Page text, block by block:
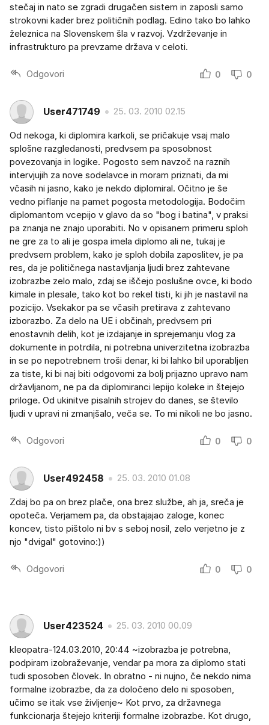
stečaj in nato se zgradi drugačen sistem in zaposli samo
strokovni kader brez političnih podlag. Edino tako bo lahko
železnica na Slovenskem šla v razvoj. Vzdrževanje in
infrastrukturo pa prevzame država v celoti.
Odgovori 0 0
User471749 25. 03. 2010 02.15
Od nekoga, ki diplomira karkoli, se pričakuje vsaj malo
splošne razgledanosti, predvsem pa sposobnost
povezovanja in logike. Pogosto sem navzoč na raznih
intervjujih za nove sodelavce in moram priznati, da mi
včasih ni jasno, kako je nekdo diplomiral. Očitno je še
vedno piflanje na pamet pogosta metodologija. Bodočim
diplomantom vcepijo v glavo da so "bog i batina", v praksi
pa znanja ne znajo uporabiti. No v opisanem primeru sploh
ne gre za to ali je gospa imela diplomo ali ne, tukaj je
predvsem problem, kako je sploh dobila zaposlitev, je pa
res, da je političnega nastavljanja ljudi brez zahtevane
izobrazbe zelo malo, zdaj se iščejo poslušne ovce, ki bodo
kimale in plesale, tako kot bo rekel tisti, ki jih je nastavil na
pozicijo. Vsekakor pa se včasih pretirava z zahtevano
izborazbo. Za delo na UE i občinah, predvsem pri
enostavnih delih, kot je izdajanje in sprejemanju vlog za
dokumente in potrdila, ni potrebna univerzitetna izobrazba
in se po nepotrebnem troši denar, ki bi lahko bil uporabljen
za tiste, ki bi naj biti odgovorni za bolj prijazno upravo nam
državljanom, ne pa da diplomiranci lepijo koleke in štejejo
priloge. Od ukinitve pisalnih strojev do danes, se število
ljudi v upravi ni zmanjšalo, veča se. To mi nikoli ne bo jasno.
Odgovori 0 0
User492458 25. 03. 2010 01.08
Zdaj bo pa on brez plače, ona brez službe, ah ja, sreča je
opoteča. Verjamem pa, da obstajajao zaloge, konec
koncev, tisto pištolo ni bv s seboj nosil, zelo verjetno je z
njo "dvigal" gotovino:))
Odgovori 0 0
User423524 25. 03. 2010 00.09
kleopatra-124.03.2010, 20:44 ~izobrazba je potrebna,
podpiram izobraževanje, vendar pa mora za diplomo stati
tudi sposoben človek. In obratno - ni nujno, če nekdo nima
formalne izobrazbe, da za določeno delo ni sposoben,
učimo se itak vse življenje~ Kot prvo, za državnega
funkcionarja štejejo kriteriji formalne izobrazbe. Kot drugo,